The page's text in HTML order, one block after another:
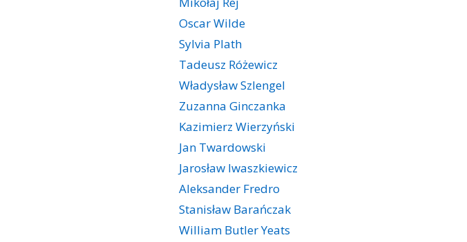
Oscar Wilde
Sylvia Plath
Tadeusz Różewicz
Władysław Szlengel
Zuzanna Ginczanka
Kazimierz Wierzyński
Jan Twardowski
Jarosław Iwaszkiewicz
Aleksander Fredro
Stanisław Barańczak
William Butler Yeats